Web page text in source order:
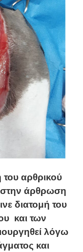
αρθρικού
στην άρθρωση
διατομή του
και των
λόγω
και